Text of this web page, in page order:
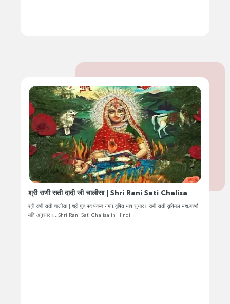
श्री राणी सती दादी जी चालीसा | Shri Rani Sati Chalisa
श्री राणी सती चालीसा | श्री गुरु पद पंकज नमन,दूषित भाव सुधार। राणी सती सुविमल यश,बरणौं
मति अनुसार॥...Shri Rani Sati Chalisa in Hindi